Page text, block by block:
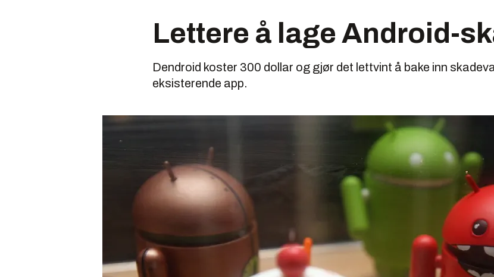
Lettere å lage Android-
Dendroid koster 300 dollar og gjør det lettvint å bake inn
eksisterende app.